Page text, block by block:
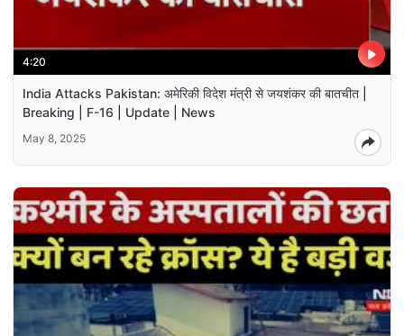
4:20
India Attacks Pakistan: अमेरिकी विदेश मंत्री से जयशंकर की बातचीत |
Breaking | F-16 | Update | News
May 8, 2025